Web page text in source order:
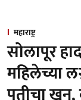
महाराष्ट्र
सोलापूर
महिलेच्या